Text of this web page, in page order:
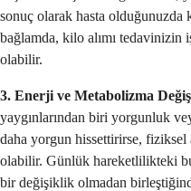
sonuç olarak hasta olduğunuzda
bağlamda, kilo alımı tedavinizin
olabilir.
3. Enerji ve Metabolizma
yaygınlarından biri yorgunluk
daha yorgun hissettirirse,
olabilir. Günlük hareketlilikteki
bir değişiklik olmadan